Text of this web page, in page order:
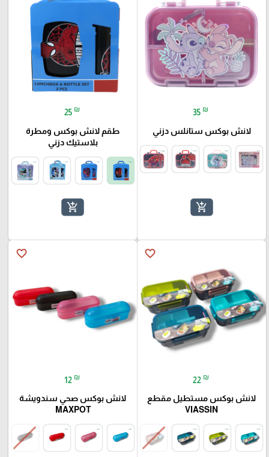
35 ₪
لانش بوكس ستانلس دزني
add_shopping_cart
25 ₪
طقم لانش بوكس ومطرة
بلاستيك دزني
add_shopping_cart
favorite_border
22 ₪
لانش بوكس مستطيل مقطع
VIASSIN
favorite_border
12 ₪
لانش بوكس صحي سندويشة
MAXPOT